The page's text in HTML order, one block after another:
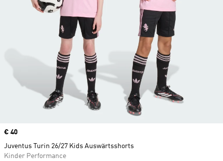
Price
€ 40
Juventus Turin 26/27 Kids Auswärtsshorts
Kinder Performance